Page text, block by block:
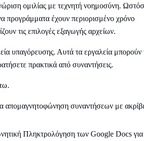
ομιλίας με τεχνητή νοημοσύνη.
προγράμματα έχουν περιορισμένο χρόνο
τις επιλογές εξαγωγής αρχείων.
υπαγόρευσης. Αυτά τα εργαλεία μπορούν
πρακτικά από συναντήσεις.
απομαγνητοφώνηση συναντήσεων με
Πληκτρολόγηση των Google Docs για